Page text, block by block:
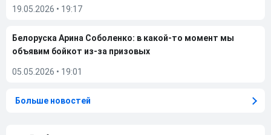
19.05.2026 • 19:17
Белоруска Арина Соболенко: в какой-то момент мы
объявим бойкот из-за призовых
05.05.2026 • 19:01
Больше новостей